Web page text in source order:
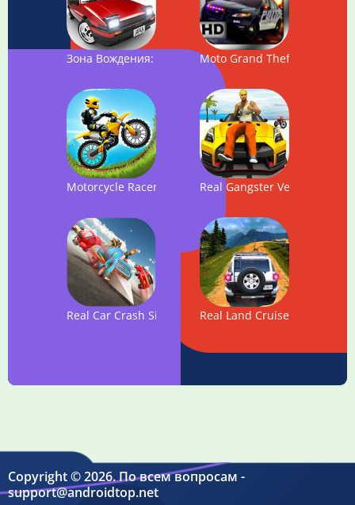
Зона Вождения: Япония Moto Grand Theft
Motorcycle Racer - Bike GamesReal Gangster Vegas Crime
Real Car Crash Simulator: Ultimate Epic Battle
Real Land Cruiser Drive 2
Copyright © 2026. По всем вопросам -
support@androidtop.net